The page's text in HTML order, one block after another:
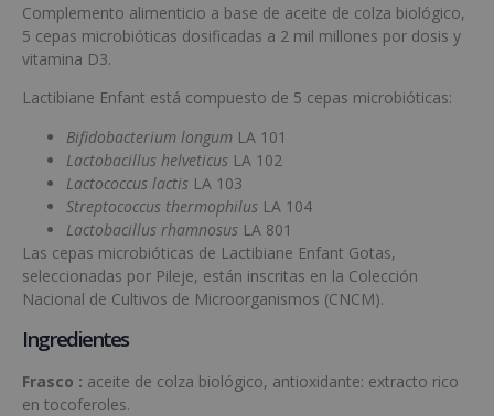
Complemento alimenticio a base de aceite de colza biológico,
5 cepas microbióticas dosificadas a 2 mil millones por dosis y
vitamina D3.
Lactibiane Enfant está compuesto de 5 cepas microbióticas:
Bifidobacterium longum LA 101
Lactobacillus helveticus LA 102
Lactococcus lactis LA 103
Streptococcus thermophilus LA 104
Lactobacillus rhamnosus LA 801
Las cepas microbióticas de Lactibiane Enfant Gotas,
seleccionadas por Pileje, están inscritas en la Colección
Nacional de Cultivos de Microorganismos (CNCM).
Ingredientes
Frasco : aceite de colza biológico, antioxidante: extracto rico
en tocoferoles.